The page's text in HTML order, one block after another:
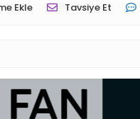
Ekle Tavsiye Et